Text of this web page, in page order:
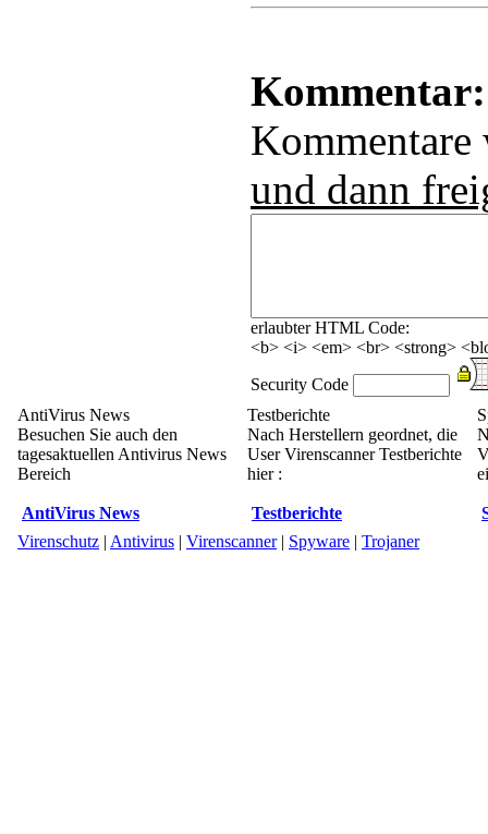
Kommentar:
und dann
erlaubter HTML Code:
<b> <i> <em> <br> <strong>
Security Code
AntiVirus News
Besuchen Sie auch den
tagesaktuellen Antivirus News
Bereich
AntiVirus News
Testberichte
Nach Herstellern geordnet, die
User Virenscanner Testberichte
hier :
Testberichte
Virenschutz | Antivirus | Virenscanner| Spyware | Trojaner